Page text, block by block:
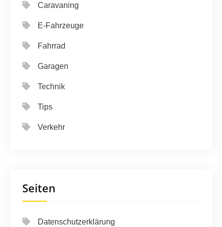
Caravaning
E-Fahrzeuge
Fahrrad
Garagen
Technik
Tips
Verkehr
Seiten
Datenschutzerklärung